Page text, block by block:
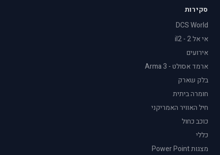
סקירות
DCS World
אי אל 2 - il2
אירועים
ארמד אסולט - Arma 3
בלק שארק
חומרה ביתית
חיל האוויר האמריקני
כוכב כחול
כללי
מצגות Power Point